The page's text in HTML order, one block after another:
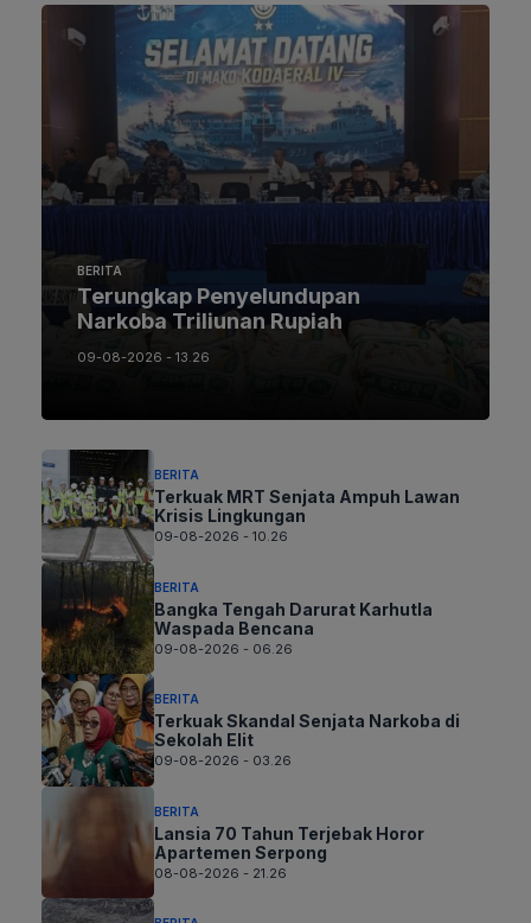
BERITA
Terungkap Penyelundupan
Narkoba Triliunan Rupiah
09-08-2026 - 13.26
BERITA
Terkuak MRT Senjata Ampuh Lawan
Krisis Lingkungan
09-08-2026 - 10.26
BERITA
Bangka Tengah Darurat Karhutla
Waspada Bencana
09-08-2026 - 06.26
BERITA
Terkuak Skandal Senjata Narkoba di
Sekolah Elit
09-08-2026 - 03.26
BERITA
Lansia 70 Tahun Terjebak Horor
Apartemen Serpong
08-08-2026 - 21.26